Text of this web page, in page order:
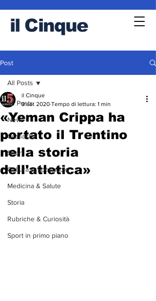
il Cinque
Post
All Posts
News
Cronache
Sport
Cultura & Spettacolo
Medicina & Salute
Storia
Rubriche & Curiosità
Sport in primo piano
All Posts
«Yeman Crippa ha
portato il Trentino
nella storia
dell'atletica»
il Cinque
9 set 2020 Tempo di lettura: 1 min